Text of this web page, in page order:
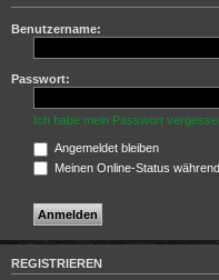
Benutzername:
Passwort:
Ich habe mein Passwort
Angemeldet bleiben
Meinen Online-Status
REGISTRIEREN